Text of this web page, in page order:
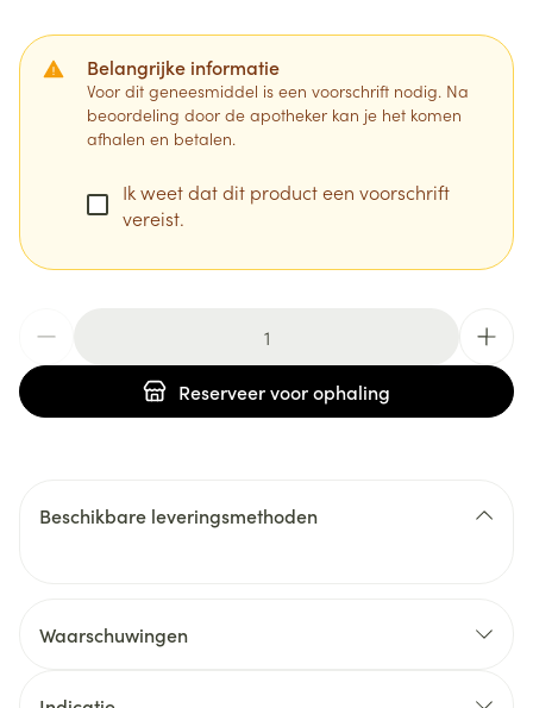
Belangrijke informatie
Voor dit geneesmiddel is een voorschrift nodig. Na
beoordeling door de apotheker kan je het komen
afhalen en betalen.
Ik weet dat dit product een voorschrift
vereist.
Reserveervoor ophaling
Beschikbare leveringsmethoden
Waarschuwingen